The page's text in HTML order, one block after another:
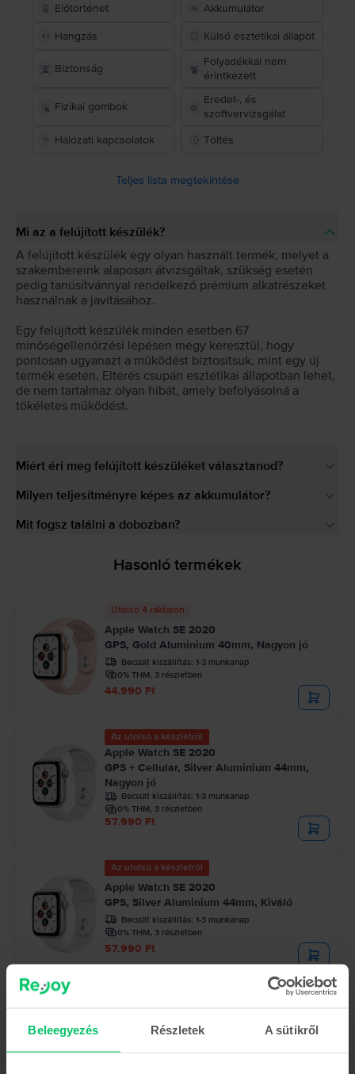
Beleegyezés Részletek A sütikről
Előtörténet Akkumulátor
Hangzás Külső esztétikai állapot
Biztonság
Folyadékkal nem
érintkezett
Fizikai gombok
Eredet-, és
szoftvervizsgálat
Hálózati kapcsolatok
Töltés
Teljes lista megtekintése
Mi az a felújított készülék?
A felújított készülék egy olyan használt termék, melyet a
szakembereink alaposan átvizsgáltak, szükség esetén
pedig tanúsítvánnyal rendelkező prémium alkatrészeket
használnak a javításához.
Egy felújított készülék minden esetben 67
minőségellenőrzési lépésen megy keresztül, hogy
pontosan ugyanazt a működést biztosítsuk, mint egy új
termék esetén. Eltérés csupán esztétikai állapotban lehet,
de nem tartalmaz olyan hibát, amely befolyásolná a
tökéletes működést.
Miért éri meg felújított készüléket választanod?
Milyen teljesítményre képes az akkumulátor?
Mit fogsz találni a dobozban?
Hasonló termékek
Utolsó 4 raktáron
Apple Watch SE 2020
GPS, Gold Aluminium 40mm, Nagyon jó
Becsült kiszállítás: 1-3 munkanap
0% THM, 3 részletben
44.990 Ft
Az utolsó a készletről
Apple Watch SE 2020
GPS + Cellular, Silver Aluminium 44mm,
Nagyon jó
Becsült kiszállítás: 1-3 munkanap
0% THM, 3 részletben
57.990 Ft
Az utolsó a készletről
Apple Watch SE 2020
GPS, Silver Aluminium 44mm, Kiváló
Becsült kiszállítás: 1-3 munkanap
0% THM, 3 részletben
57.990 Ft